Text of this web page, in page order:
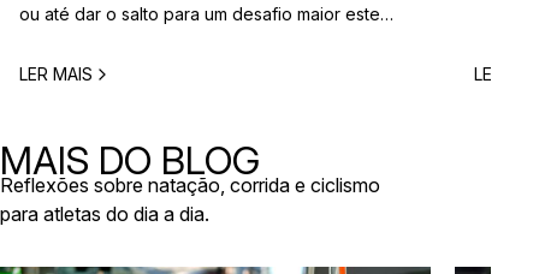
ou até dar o salto para um desafio maior este
planear. Entre a primavera e o verão, o
LER MAIS LER
MAIS DO BLOG
Reflexões sobre natação, corrida e ciclismo
para atletas do dia a dia.